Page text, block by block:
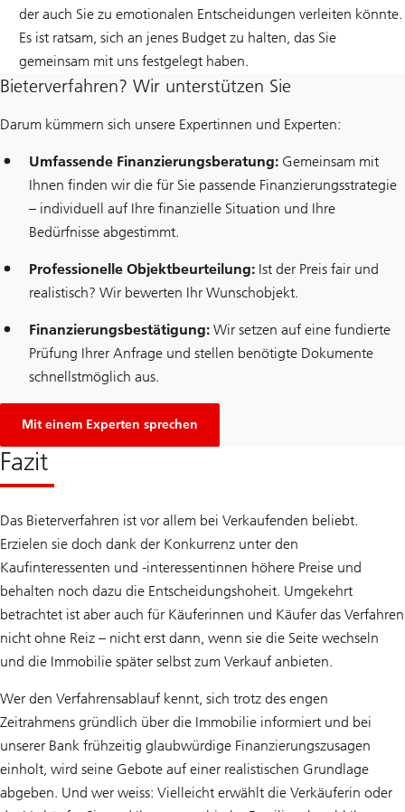
der auch Sie zu emotionalen Entscheidungen verleiten könnte.
Es ist ratsam, sich an jenes Budget zu halten, das Sie
gemeinsam mit uns festgelegt haben.
Bieterverfahren? Wir unterstützen Sie
Darum kümmern sich unsere Expertinnen und Experten:
Umfassende Finanzierungsberatung: Gemeinsam mit
Ihnen finden wir die für Sie passende Finanzierungsstrategie
– individuell auf Ihre finanzielle Situation und Ihre
Bedürfnisse abgestimmt.
Professionelle Objektbeurteilung: Ist der Preis fair und
realistisch? Wir bewerten Ihr Wunschobjekt.
Finanzierungsbestätigung: Wir setzen auf eine fundierte
Prüfung Ihrer Anfrage und stellen benötigte Dokumente
schnellstmöglich aus.
Mit einem Experten sprechen
ü
i
n
y
p
o
t
e
k
n
-
B
r
t
u
g
Fazit
Das Bieterverfahren ist vor allem bei Verkaufenden beliebt.
Erzielen sie doch dank der Konkurrenz unter den
Kaufinteressenten und -interessentinnen höhere Preise und
behalten noch dazu die Entscheidungshoheit. Umgekehrt
betrachtet ist aber auch für Käuferinnen und Käufer das Verfahren
nicht ohne Reiz – nicht erst dann, wenn sie die Seite wechseln
und die Immobilie später selbst zum Verkauf anbieten.
Wer den Verfahrensablauf kennt, sich trotz des engen
Zeitrahmens gründlich über die Immobilie informiert und bei
unserer Bank frühzeitig glaubwürdige Finanzierungszusagen
einholt, wird seine Gebote auf einer realistischen Grundlage
abgeben. Und wer weiss: Vielleicht erwählt die Verkäuferin oder